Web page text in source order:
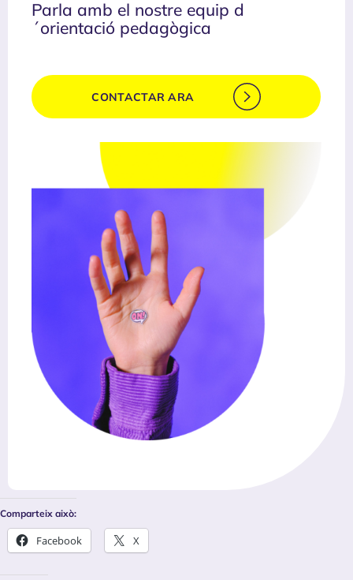
Parla amb el nostre equip d
´orientació pedagògica
CONTACTAR ARA
Comparteix això:
Facebook X